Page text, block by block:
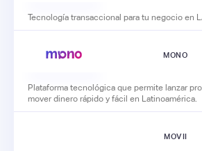
Tecnología transaccional para tu negocio en
MONO
Plataforma tecnológica que permite lanzar
mover dinero rápido y fácil en Latinoamérica.
MOVII